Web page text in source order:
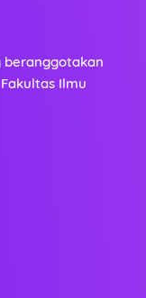
beranggotakan
Ilmu